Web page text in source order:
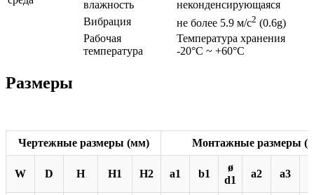
влажность
неконденсирующаяся
Вибрация
не более 5.9 м/с2 (0.6g)
Рабочая
температура
Температура хранения
-20°C ~ +60°C
Размеры
Чертежные размеры (мм) Монтажные размеры
W D H H1 H2 a1 b1
ø
d1
a2 a3